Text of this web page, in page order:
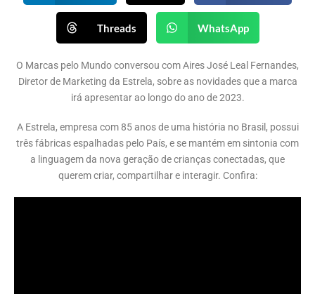
Threads WhatsApp
O Marcas pelo Mundo conversou com Aires José Leal Fernandes,
Diretor de Marketing da Estrela, sobre as novidades que a marca
irá apresentar ao longo do ano de 2023.
A Estrela, empresa com 85 anos de uma história no Brasil, possui
três fábricas espalhadas pelo País, e se mantém em sintonia com
a linguagem da nova geração de crianças conectadas, que
querem criar, compartilhar e interagir. Confira: